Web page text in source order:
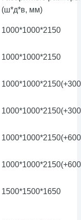
(ш*д*в, мм)
1000*1000*2150
1000*1000*2150
1500*1500*1650